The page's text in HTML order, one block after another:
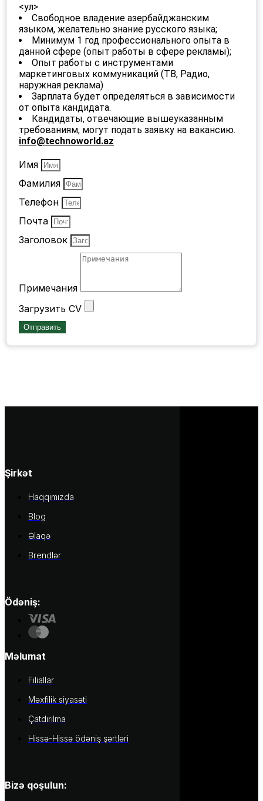
<ул>
Свободное владение азербайджанским
языком, желательно знание русского языка;
Минимум 1 год профессионального опыта в
данной сфере (опыт работы в сфере рекламы);
Опыт работы с инструментами
маркетинговых коммуникаций (ТВ, Радио,
наружная реклама)
Зарплата будет определяться в зависимости
от опыта кандидата.
Кандидаты, отвечающие вышеуказанным
требованиям, могут подать заявку на вакансию.
info@technoworld.az
Имя
Фамилия
Телефон
Почта
Заголовок
Примечания
Загрузить CV
Отправить
Şirkət
Haqqımızda
Blog
Əlaqə
Brendlər
Ödəniş:
Məlumat
Filiallar
Məxfilik siyasəti
Çatdırılma
Hissə-Hissə ödəniş şərtləri
Bizə qoşulun: